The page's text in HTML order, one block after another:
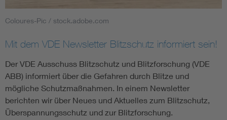
Coloures-Pic / stock.adobe.com
Mit dem VDE Newsletter Blitzschutz informiert sein!
Der VDE Ausschuss Blitzschutz und Blitzforschung (VDE
ABB) informiert über die Gefahren durch Blitze und
mögliche Schutzmaßnahmen. In einem Newsletter
berichten wir über Neues und Aktuelles zum Blitzschutz,
Überspannungsschutz und zur Blitzforschung.